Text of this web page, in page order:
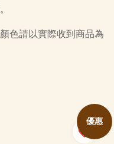
色請以實際收到商品為
優惠